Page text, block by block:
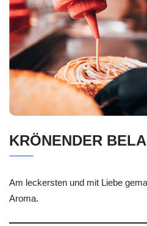
KRÖNENDER
Am leckersten und mit Liebe
Aroma.